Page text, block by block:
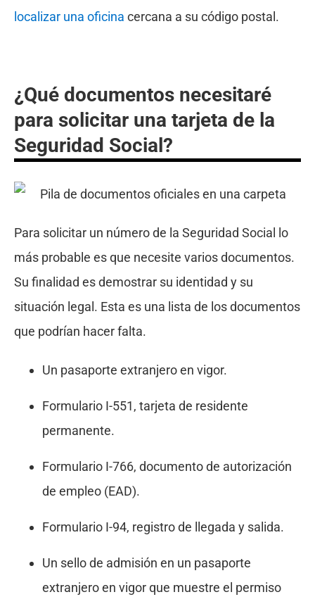
localizar una oficina cercana a su código postal.
¿Qué documentos necesitaré
para solicitar una tarjeta de la
Seguridad Social?
Para solicitar un número de la Seguridad Social lo
más probable es que necesite varios documentos.
Su finalidad es demostrar su identidad y su
situación legal. Esta es una lista de los documentos
que podrían hacer falta.
Un pasaporte extranjero en vigor.
Formulario I-551, tarjeta de residente
permanente.
Formulario I-766, documento de autorización
de empleo (EAD).
Formulario I-94, registro de llegada y salida.
Un sello de admisión en un pasaporte
extranjero en vigor que muestre el permiso